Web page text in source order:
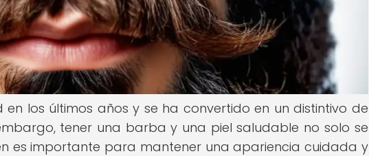
los últimos años y se ha convertido en un distintivo de
tener una barba y una piel saludable no solo se
es importante para mantener una apariencia cuidada y